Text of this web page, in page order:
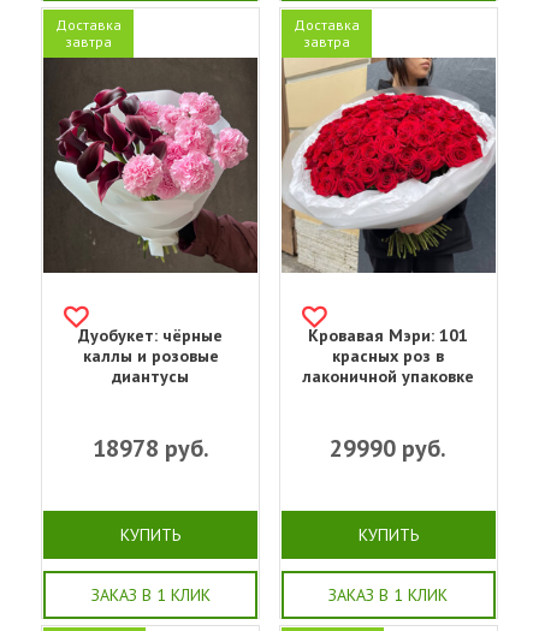
Доставка
завтра
Дуобукет: чёрные
каллы и розовые
диантусы
18978 руб.
КУПИТЬ
ЗАКАЗ В 1 КЛИК
Доставка
завтра
Кровавая Мэри: 101
красных роз в
лаконичной упаковке
29990 руб.
КУПИТЬ
ЗАКАЗ В 1 КЛИК